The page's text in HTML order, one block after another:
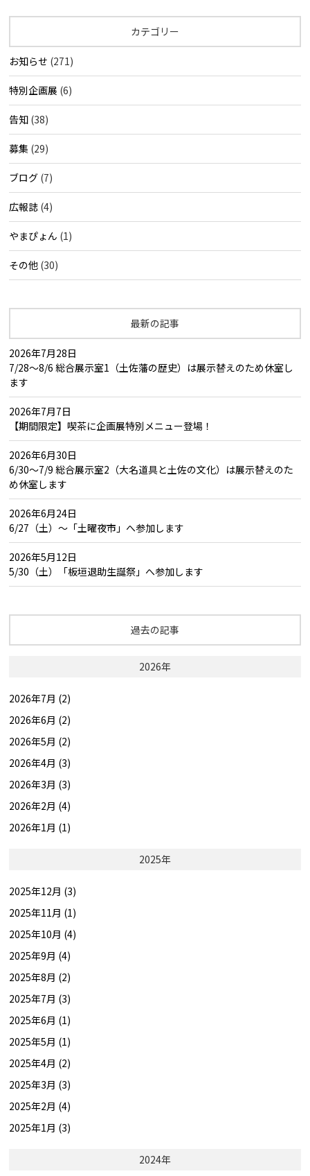
カテゴリー
お知らせ (271)
特別企画展 (6)
告知 (38)
募集 (29)
ブログ (7)
広報誌 (4)
やまぴょん (1)
その他 (30)
最新の記事
2026年7月28日
7/28～8/6 総合展示室1（土佐藩の歴史）は展示替えのため休室し
ます
2026年7月7日
【期間限定】喫茶に企画展特別メニュー登場！
2026年6月30日
6/30～7/9 総合展示室2（大名道具と土佐の文化）は展示替えのた
め休室します
2026年6月24日
6/27（土）～「土曜夜市」へ参加します
2026年5月12日
5/30（土）「板垣退助生誕祭」へ参加します
過去の記事
2026年
2026年7月 (2)
2026年6月 (2)
2026年5月 (2)
2026年4月 (3)
2026年3月 (3)
2026年2月 (4)
2026年1月 (1)
2025年
2025年12月 (3)
2025年11月 (1)
2025年10月 (4)
2025年9月 (4)
2025年8月 (2)
2025年7月 (3)
2025年6月 (1)
2025年5月 (1)
2025年4月 (2)
2025年3月 (3)
2025年2月 (4)
2025年1月 (3)
2024年